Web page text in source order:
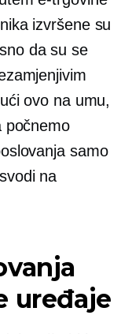
izvršene su
da su se
ovo na umu,
počnemo
samo
na
uređaje